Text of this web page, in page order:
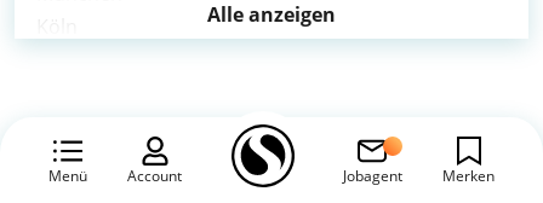
Menü Account Jobagent Merken
Leipzig
Alle anzeigen